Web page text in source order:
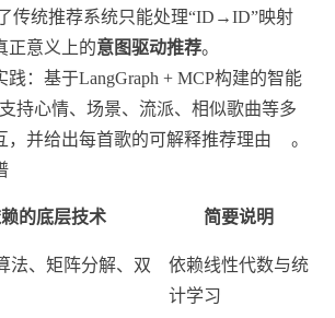
传统推荐系统只能处理“ID→ID”映射
正意义上的意图驱动推荐。
践：基于LangGraph + MCP构建的智能
持心情、场景、流派、相似歌曲等多
，并给出每首歌的可解释推荐理由
。
的底层技术 简要说明
法、矩阵分解、双
依赖线性代数与统
计学习